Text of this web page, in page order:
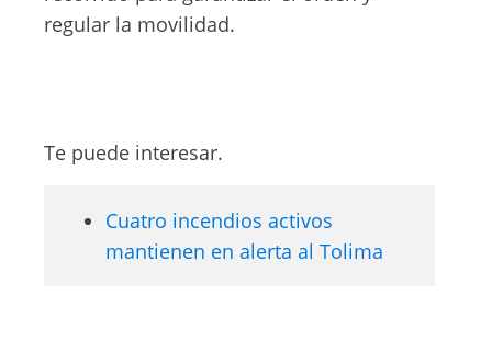
regular la movilidad.
Te puede interesar.
Cuatro incendios activos
mantienen en alerta al Tolima